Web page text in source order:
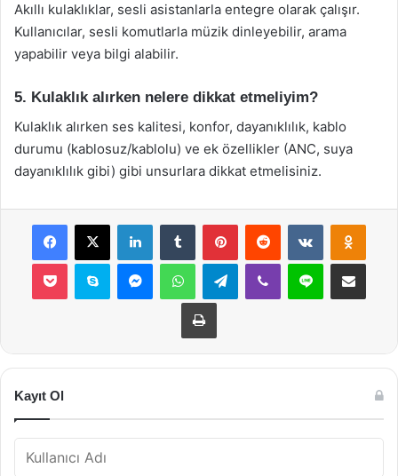
Akıllı kulaklıklar, sesli asistanlarla entegre olarak çalışır.
Kullanıcılar, sesli komutlarla müzik dinleyebilir, arama
yapabilir veya bilgi alabilir.
5. Kulaklık alırken nelere dikkat etmeliyim?
Kulaklık alırken ses kalitesi, konfor, dayanıklılık, kablo
durumu (kablosuz/kablolu) ve ek özellikler (ANC, suya
dayanıklılık gibi) gibi unsurlara dikkat etmelisiniz.
Facebook
X LinkedInTumblr PinterestReddit VKontakte
Pocket Skype MessengerWhatsAppTelegramViber Line E-Posta ile
Yazdır
Kayıt Ol